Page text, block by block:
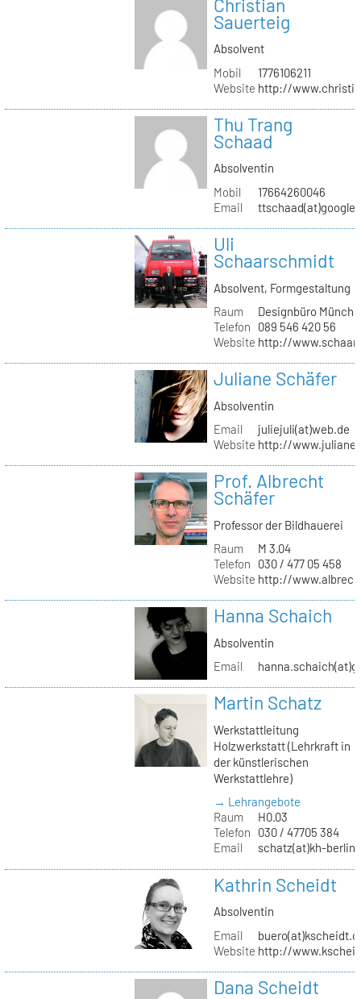
Christian
Sauerteig
Absolvent
Mobil
1776106211
Website http://
Thu Trang
Schaad
Absolventin
Mobil
17664260046
Email
Uli
Schaarschmidt
Absolvent, Formgestaltung
Raum
Designbüro
Telefon
089 546 420 56
Website http://
Juliane Schäfer
Absolventin
Email
juliejuli(at)web.de
Website http://
Prof. Albrecht
Schäfer
Professor der Bildhauerei
Raum
M 3.04
Telefon
030 / 477 05 458
Website http://
Hanna Schaich
Absolventin
Email
Martin Schatz
Werkstattleitung
Holzwerkstatt (Lehrkraft in
der künstlerischen
Werkstattlehre)
→ Lehrangebote
Raum
H0.03
Telefon
030 / 47705 384
Email
schatz(at)kh-
Kathrin Scheidt
Absolventin
Email
Website http://
Dana Scheidt